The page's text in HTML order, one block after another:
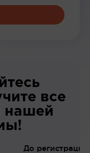
все
нашей
До регистрации